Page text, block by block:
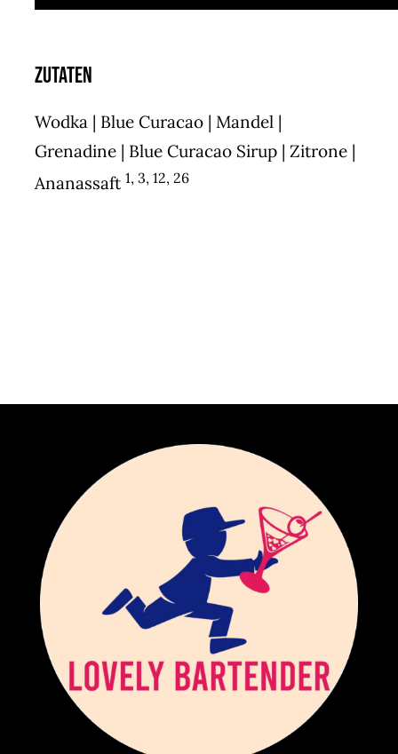
Zutaten
Wodka | Blue Curacao | Mandel |
Grenadine | Blue Curacao Sirup | Zitrone |
Ananassaft 1, 3, 12, 26